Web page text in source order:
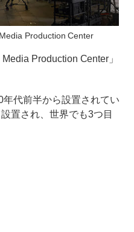
Production Center
Production Center」
代前半から設置されてい
置され、世界でも3つ目